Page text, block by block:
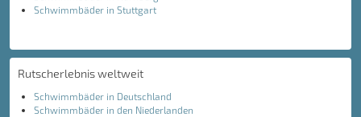
Schwimmbäder in Stuttgart
Rutscherlebnis weltweit
Schwimmbäder in Deutschland
Schwimmbäder in den Niederlanden